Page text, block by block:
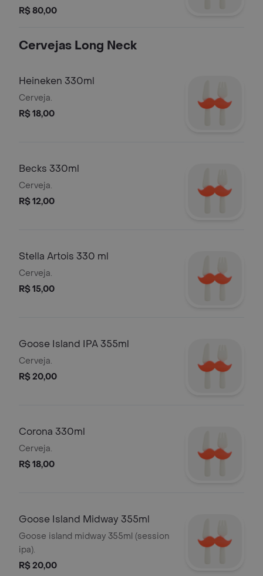
purificada, arroz, ginseng, bagas de
R$ 80,00
Cervejas Long Neck
Heineken 330ml
Cerveja.
R$ 18,00
Becks 330ml
Cerveja.
R$ 12,00
Stella Artois 330 ml
Cerveja.
R$ 15,00
Goose Island IPA 355ml
Cerveja.
R$ 20,00
Corona 330ml
Cerveja.
R$ 18,00
Goose Island Midway 355ml
Goose island midway 355ml (session
ipa).
R$ 20,00